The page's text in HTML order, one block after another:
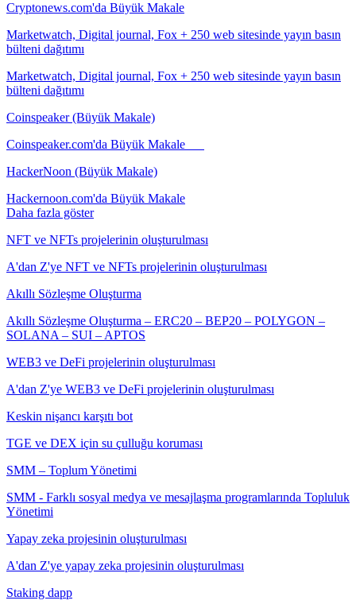
Cryptonews.com'da Büyük Makale
Marketwatch, Digital journal, Fox + 250 web sitesinde yayın basın
bülteni dağıtımı
Marketwatch, Digital journal, Fox + 250 web sitesinde yayın basın
bülteni dağıtımı
Coinspeaker (Büyük Makale)
Coinspeaker.com'da Büyük Makale
HackerNoon (Büyük Makale)
Hackernoon.com'da Büyük Makale
Daha fazla göster
NFT ve NFTs projelerinin oluşturulması
A'dan Z'ye NFT ve NFTs projelerinin oluşturulması
Akıllı Sözleşme Oluşturma
Akıllı Sözleşme Oluşturma – ERC20 – BEP20 – POLYGON –
SOLANA – SUI – APTOS
WEB3 ve DeFi projelerinin oluşturulması
A'dan Z'ye WEB3 ve DeFi projelerinin oluşturulması
Keskin nişancı karşıtı bot
TGE ve DEX için su çulluğu koruması
SMM – Toplum Yönetimi
SMM - Farklı sosyal medya ve mesajlaşma programlarında Topluluk
Yönetimi
Yapay zeka projesinin oluşturulması
A'dan Z'ye yapay zeka projesinin oluşturulması
Staking dapp